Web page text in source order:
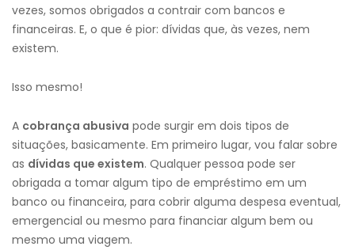
vezes, somos obrigados a contrair com bancos e
financeiras. E, o que é pior: dívidas que, às vezes, nem
existem.
Isso mesmo!
A cobrança abusiva pode surgir em dois tipos de
situações, basicamente. Em primeiro lugar, vou falar sobre
as dívidas que existem. Qualquer pessoa pode ser
obrigada a tomar algum tipo de empréstimo em um
banco ou financeira, para cobrir alguma despesa eventual,
emergencial ou mesmo para financiar algum bem ou
mesmo uma viagem.